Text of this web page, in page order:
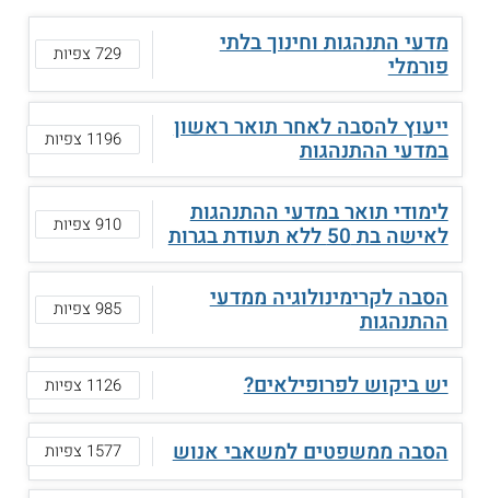
מדעי התנהגות וחינוך בלתי
פורמלי 729 צפיות
ייעוץ להסבה לאחר תואר ראשון
במדעי ההתנהגות 1196 צפיות
לימודי תואר במדעי ההתנהגות
לאישה בת 50 ללא תעודת בגרות 910 צפיות
הסבה לקרימינולוגיה ממדעי
ההתנהגות 985 צפיות
יש ביקוש לפרופילאים? 1126 צפיות
הסבה ממשפטים למשאבי אנוש 1577 צפיות